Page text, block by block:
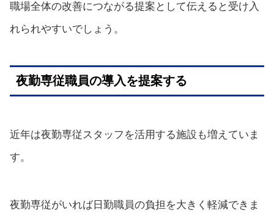
職場全体の改善につながる提案として伝えると受け入
れられやすいでしょう。
夜勤専従職員の導入を提案する
近年は夜勤専従スタッフを活用する施設も増えていま
す。
夜勤専従がいれば日勤職員の負担を大きく軽減できま